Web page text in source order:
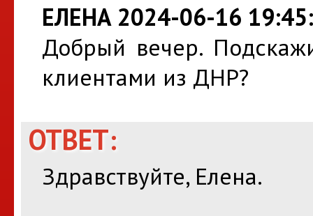
ЕЛЕНА 2024-06-16
Добрый вечер.
клиентами из ДНР?
ОТВЕТ:
Здравствуйте, Елена.